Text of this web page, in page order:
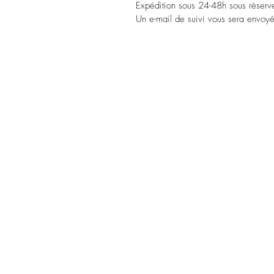
Expédition sous 24-48h sous
Un e-mail de suivi vous sera